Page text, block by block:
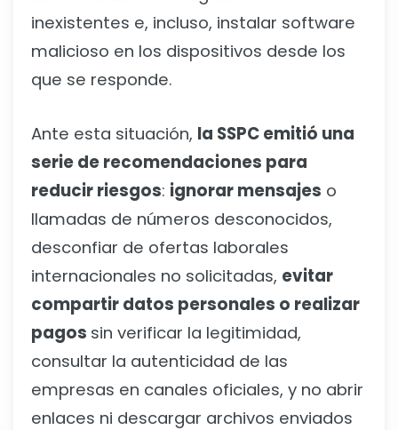
inexistentes e, incluso, instalar software
malicioso en los dispositivos desde los
que se responde.
Ante esta situación, la SSPC emitió una
serie de recomendaciones para
reducir riesgos: ignorar mensajes o
llamadas de números desconocidos,
desconfiar de ofertas laborales
internacionales no solicitadas, evitar
compartir datos personales o realizar
pagos sin verificar la legitimidad,
consultar la autenticidad de las
empresas en canales oficiales, y no abrir
enlaces ni descargar archivos enviados